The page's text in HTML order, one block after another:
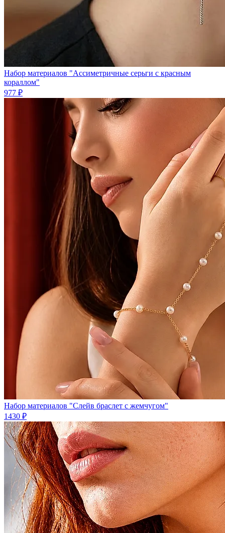
Набор материалов "Ассиметричные серьги с красным
кораллом"
977 ₽
Набор материалов "Слейв браслет с жемчугом"
1430 ₽